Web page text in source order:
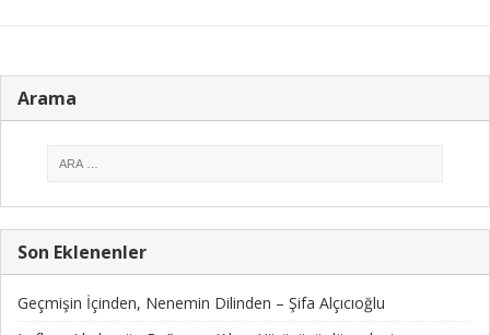
Arama
Son Eklenenler
Geçmişin İçinden, Nenemin Dilinden – Şifa Alçıcıoğlu